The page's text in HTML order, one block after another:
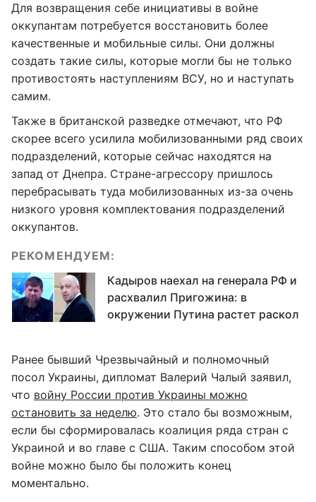
Для возвращения себе инициативы в войне
оккупантам потребуется восстановить более
качественные и мобильные силы. Они должны
создать такие силы, которые могли бы не только
противостоять наступлениям ВСУ, но и наступать
самим.
Также в британской разведке отмечают, что РФ
скорее всего усилила мобилизованными ряд своих
подразделений, которые сейчас находятся на
запад от Днепра. Стране-агрессору пришлось
перебрасывать туда мобилизованных из-за очень
низкого уровня комплектования подразделений
оккупантов.
РЕКОМЕНДУЕМ:
Кадыров наехал на генерала РФ и
расхвалил Пригожина: в
окружении Путина растет раскол
Ранее бывший Чрезвычайный и полномочный
посол Украины, дипломат Валерий Чалый заявил,
что войну России против Украины можно
остановить за неделю. Это стало бы возможным,
если бы сформировалась коалиция ряда стран с
Украиной и во главе с США. Таким способом этой
войне можно было бы положить конец
моментально.